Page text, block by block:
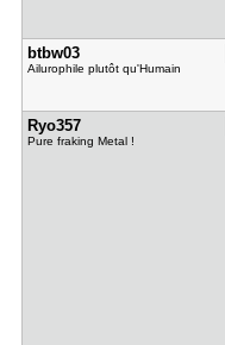
btbw03
Ailurophile plutôt qu'Humain
Ryo357
Pure fraking Metal !